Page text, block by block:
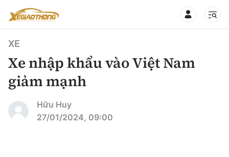
360° xe
XE
Xe nhập khẩu vào Việt Nam
giảm mạnh
Hữu Huy
27/01/2024, 09:00